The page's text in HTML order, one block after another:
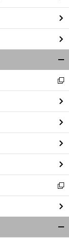
閉
る
新
し
い
ウ
ィ
ン
ド
ウ
で
開
く
新
し
い
ウ
ィ
ン